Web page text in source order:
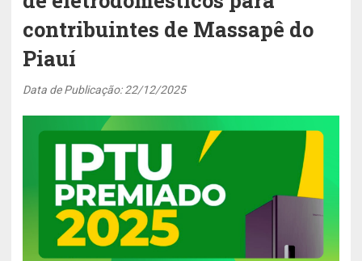
contribuintes de Massapê do
Piauí
Data de Publicação: 22/12/2025